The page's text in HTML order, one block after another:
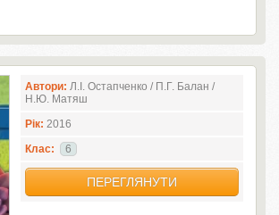
Автори: Л.І. Остапченко / П.Г. Балан /
Н.Ю. Матяш
Рік: 2016
Клас:
6
ПЕРЕГЛЯНУТИ